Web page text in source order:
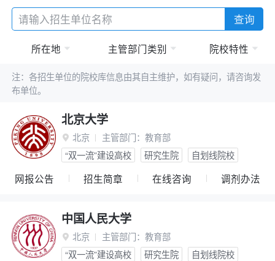
查询
所在地 主管部门类别 院校特性
注：各招生单位的院校库信息由其自主维护，如有疑问，请咨询发
布单位。
北京大学
 北京 主管部门： 教育部
“双一流”建设高校
研究生院 自划线院校
网报公告 招生简章 在线咨询 调剂办法
中国人民大学
 北京 主管部门： 教育部
“双一流”建设高校
研究生院 自划线院校